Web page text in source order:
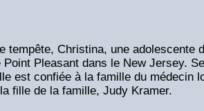
tempête, Christina, une adolescente
Point Pleasant dans le New Jersey.
est confiée à la famille du médecin
fille de la famille, Judy Kramer.